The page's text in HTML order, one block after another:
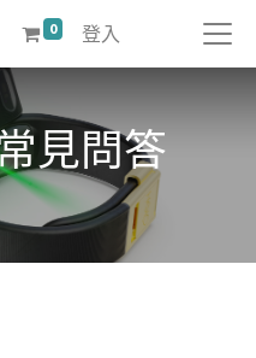
0 登入
見問答